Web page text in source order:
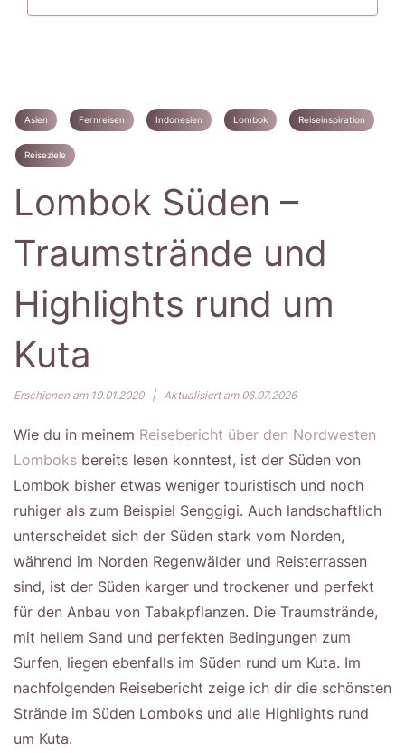
Asien Fernreisen Indonesien Lombok Reiseinspiration
Reiseziele
Lombok Süden –
Traumstrände und
Highlights rund um
Kuta
Erschienen am 19.01.2020 | Aktualisiert am 06.07.2026
Wie du in meinem Reisebericht über den Nordwesten
Lomboks bereits lesen konntest, ist der Süden von
Lombok bisher etwas weniger touristisch und noch
ruhiger als zum Beispiel Senggigi. Auch landschaftlich
unterscheidet sich der Süden stark vom Norden,
während im Norden Regenwälder und Reisterrassen
sind, ist der Süden karger und trockener und perfekt
für den Anbau von Tabakpflanzen. Die Traumstrände,
mit hellem Sand und perfekten Bedingungen zum
Surfen, liegen ebenfalls im Süden rund um Kuta. Im
nachfolgenden Reisebericht zeige ich dir die schönsten
Strände im Süden Lomboks und alle Highlights rund
um Kuta.